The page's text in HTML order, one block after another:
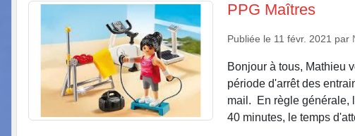
PPG Maîtres
Publiée le 11 févr. 2021 par
Bonjour à tous, Mathieu
période d'arrêt des
mail. En règle générale,
40 minutes, le temps